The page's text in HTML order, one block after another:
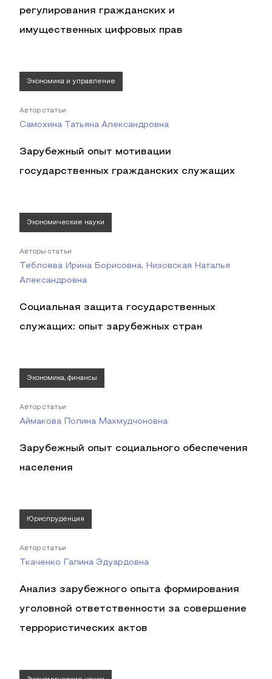
регулирования гражданских и
имущественных цифровых прав
Экономика и управление
Автор статьи
Самохина Татьяна Александровна
Зарубежный опыт мотивации
государственных гражданских служащих
Экономические науки
Авторы статьи
Теблоева Ирина Борисовна, Низовская Наталья
Александровна
Социальная защита государственных
служащих: опыт зарубежных стран
Экономика, финансы
Автор статьи
Аймакова Полина Махмудчоновна
Зарубежный опыт социального обеспечения
населения
Юриспруденция
Автор статьи
Ткаченко Галина Эдуардовна
Анализ зарубежного опыта формирования
уголовной ответственности за совершение
террористических актов